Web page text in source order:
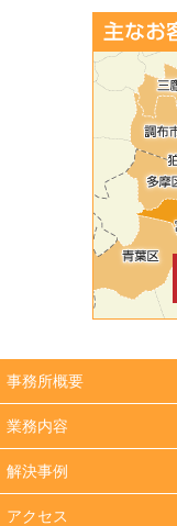
事務所概要
業務内容
解決事例
アクセス